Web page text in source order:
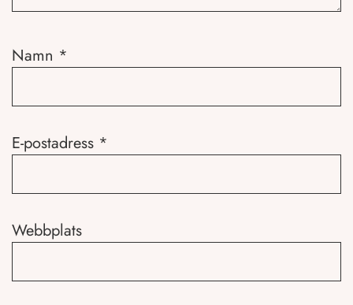
Namn *
E-postadress *
Webbplats